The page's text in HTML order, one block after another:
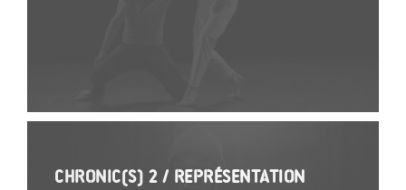
Chronic(s) 2 / représentation